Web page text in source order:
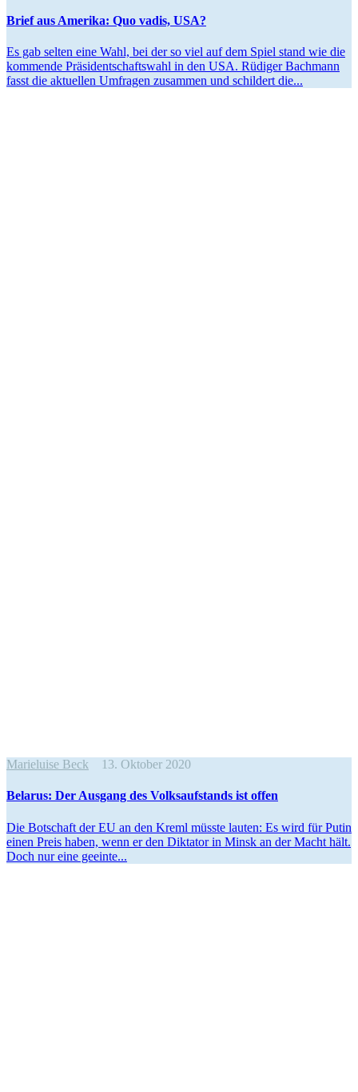
Brief aus Amerika: Quo vadis, USA?
Es gab selten eine Wahl, bei der so viel auf dem Spiel stand wie die
kommende Präsi­dent­schaftswahl in den USA. Rüdiger Bachmann
fasst die aktuellen Umfragen zusammen und schildert die...
Marieluise Beck 13. Oktober 2020
Belarus: Der Ausgang des Volks­auf­stands ist offen
Die Botschaft der EU an den Kreml müsste lauten: Es wird für Putin
einen Preis haben, wenn er den Diktator in Minsk an der Macht hält.
Doch nur eine geeinte...